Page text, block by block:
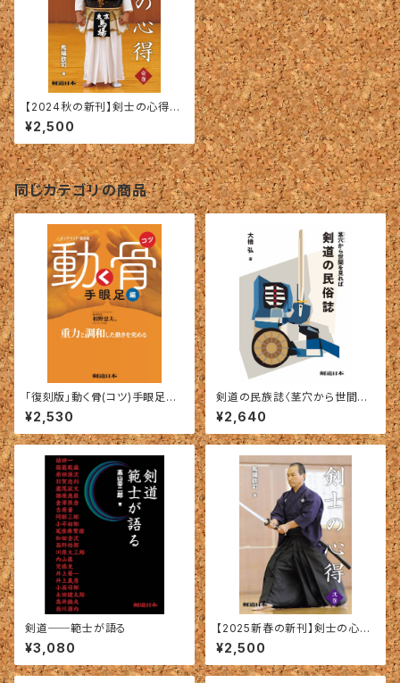
【2024秋の新刊】剣士の心得
〈壱巻〉馬場欽司＝著
¥2,500
同じカテゴリの商品
「復刻版」動く骨(コツ)手眼足編
―重力と調和した動きを究める
（栢野忠夫＝著）
¥2,530
剣道の民族誌〈茎穴から世間を
見れば〉
¥2,640
剣道──範士が語る
¥3,080
【2025新春の新刊】剣士の心得
〈弐巻〉馬場欽司＝著
¥2,500